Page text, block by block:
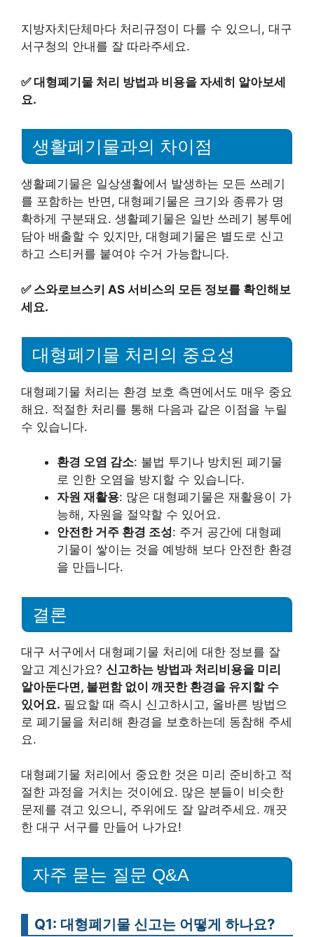
지방자치단체마다 처리규정이 다를 수 있으니, 대구
서구청의 안내를 잘 따라주세요.
✅대형폐기물 처리 방법과 비용을 자세히 알아보세
요.
생활폐기물과의 차이점
생활폐기물은 일상생활에서 발생하는 모든 쓰레기
를 포함하는 반면, 대형폐기물은 크기와 종류가 명
확하게 구분돼요. 생활폐기물은 일반 쓰레기 봉투에
담아 배출할 수 있지만, 대형폐기물은 별도로 신고
하고 스티커를 붙여야 수거 가능합니다.
✅ 스와로브스키 AS 서비스의 모든 정보를 확인해보
세요.
대형폐기물 처리의 중요성
대형폐기물 처리는 환경 보호 측면에서도 매우 중요
해요. 적절한 처리를 통해 다음과 같은 이점을 누릴
수 있습니다.
환경 오염 감소: 불법 투기나 방치된 폐기물
로 인한 오염을 방지할 수 있습니다.
자원 재활용: 많은 대형폐기물은 재활용이 가
능해, 자원을 절약할 수 있어요.
안전한 거주 환경 조성: 주거 공간에 대형폐
기물이 쌓이는 것을 예방해 보다 안전한 환경
을 만듭니다.
결론
대구 서구에서 대형폐기물 처리에 대한 정보를 잘
알고 계신가요? 신고하는 방법과 처리비용을 미리
알아둔다면, 불편함 없이 깨끗한 환경을 유지할 수
있어요. 필요할 때 즉시 신고하시고, 올바른 방법으
로 폐기물을 처리해 환경을 보호하는데 동참해 주세
요.
대형폐기물 처리에서 중요한 것은 미리 준비하고 적
절한 과정을 거치는 것이에요. 많은 분들이 비슷한
문제를 겪고 있으니, 주위에도 잘 알려주세요. 깨끗
한 대구 서구를 만들어 나가요!
자주 묻는 질문 Q&A
Q1: 대형폐기물 신고는 어떻게 하나요?